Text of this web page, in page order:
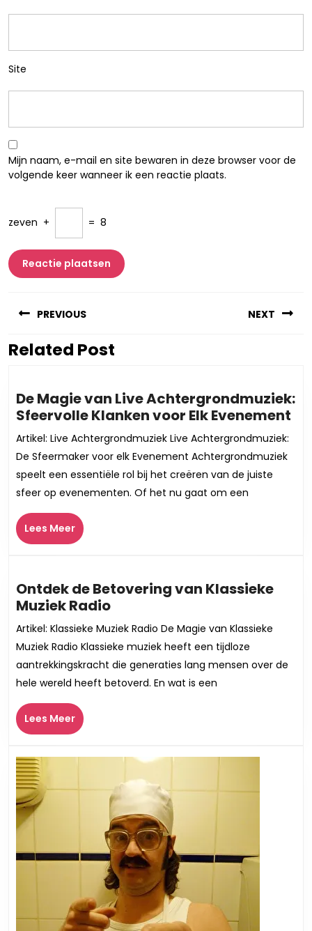
Site
Mijn naam, e-mail en site bewaren in deze browser voor de
volgende keer wanneer ik een reactie plaats.
zeven + = 8
PREVIOUS
Vorig
NEXT
Related Post
De Magie van Live Achtergrondmuziek:
Sfeervolle Klanken voor Elk Evenement
Artikel: Live Achtergrondmuziek Live Achtergrondmuziek:
De Sfeermaker voor elk Evenement Achtergrondmuziek
speelt een essentiële rol bij het creëren van de juiste
sfeer op evenementen. Of het nu gaat om een
Lees MeerLees
Meer
Ontdek de Betovering van Klassieke
Muziek RadioOntdek
de
Betovering
van
Klassieke
Muziek
Artikel: Klassieke Muziek Radio De Magie van Klassieke
Muziek Radio Klassieke muziek heeft een tijdloze
aantrekkingskracht die generaties lang mensen over de
hele wereld heeft betoverd. En wat is een
Lees MeerLees
Meer